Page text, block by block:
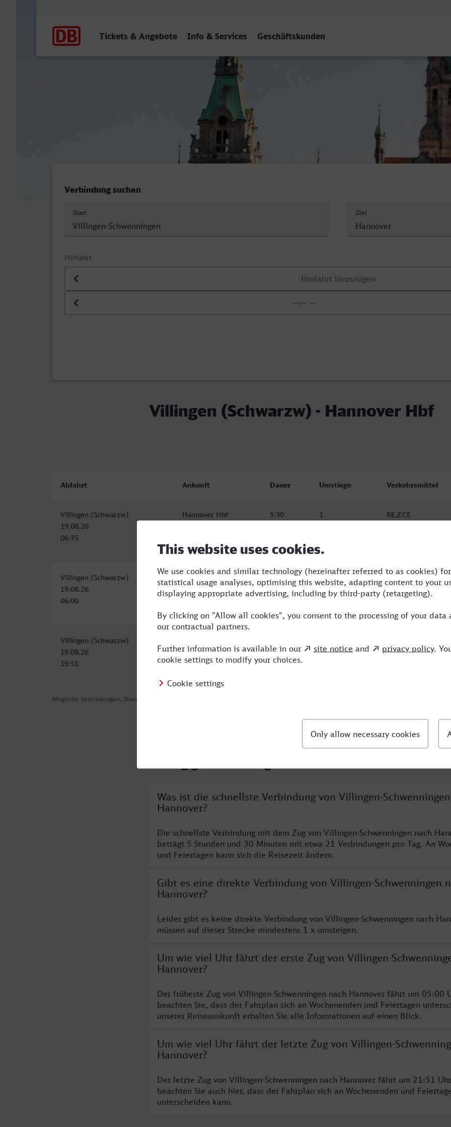
Tickets & Angebote Info & Services Geschäftskunden
Villingen (Schwarzw) - Hannover Hbf
Verbindung suchen
Start Ziel
Hinfahrt
Datum der Hinfahrt
Uhrzeit der Hinfahrt
Villingen (Schwarzw) - Hannover Hbf
Mögliche Verbindungen, Stand: 2026-08-05 18:08
Abfahrt Ankunft Dauer Umstiege Verkehrsmittel
Villingen (Schwarzw)
19.08.26
06:35
Hannover Hbf
5:30 1 RE,ECE
Villingen (Schwarzw)
19.08.26
06:00
Hannover Hbf
19.08.26
11:56
Villingen (Schwarzw)
19.08.26
19:51
20.08.26
03:53
Was ist die schnellste Verbindung von Villingen-
Hannover?
Die schnellste Verbindung mit dem Zug von Villingen-Schwenningen nach
beträgt 5 Stunden und 30 Minuten mit etwa 21 Verbindungen pro Tag. An
und Feiertagen kann sich die Reisezeit ändern.
Gibt es eine direkte Verbindung von Villingen-Schwenningen
Hannover?
Leider gibt es keine direkte Verbindung von Villingen-Schwenningen nach
müssen auf dieser Strecke mindestens 1 x umsteigen.
Um wie viel Uhr fährt der erste Zug von Villingen-
Hannover?
Der früheste Zug von Villingen-Schwenningen nach Hannover fährt um 05:00
beachten Sie, dass der Fahrplan sich an Wochenenden und Feiertagen
unserer Reiseauskunft erhalten Sie alle Informationen auf einen Blick.
Um wie viel Uhr fährt der letzte Zug von Villingen-
Hannover?
Der letzte Zug von Villingen-Schwenningen nach Hannover fährt um 21:51
beachten Sie auch hier, dass der Fahrplan sich an Wochenenden und
unterscheiden kann.